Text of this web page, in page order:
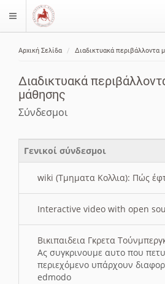
$langMenu
Αρχική Σελίδα Διαδικτυακά περιβάλλοντα
Διαδικτυακά
μάθησης
Σύνδεσμοι
Γενικοί σύνδεσμοι
wiki (Τμηματα Κολλια): Πώς
Interactive video with open
Βικιπαιδεια Γκρετα
Ας συγκρινουμε αυτο που
περιεχόμενο υπάρχουν
edmodo